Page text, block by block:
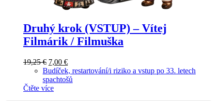
Druhý krok (VSTUP) – Vítej
Filmárik / Filmuška
19,25€ Původní
cena
byla:
19,25 €.
7,00 €Aktuální
cena
je:
Budíček, restartování/i riziko a vstup po 33. letech
spachtošů
Čtěte více